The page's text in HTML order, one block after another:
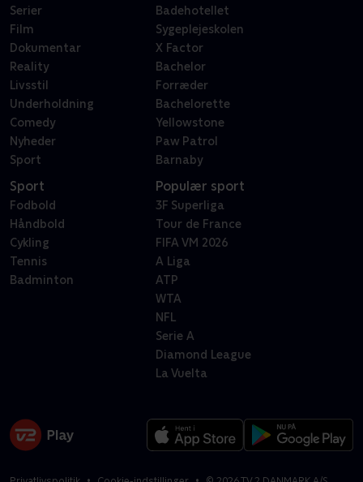
Serier
Film
Dokumentar
Reality
Livsstil
Underholdning
Comedy
Nyheder
Sport
Badehotellet
Sygeplejeskolen
X Factor
Bachelor
Forræder
Bachelorette
Yellowstone
Paw Patrol
Barnaby
Sport
Fodbold
Håndbold
Cykling
Tennis
Badminton
Populær sport
3F Superliga
Tour de France
FIFA VM 2026
A Liga
ATP
WTA
NFL
Serie A
Diamond League
La Vuelta